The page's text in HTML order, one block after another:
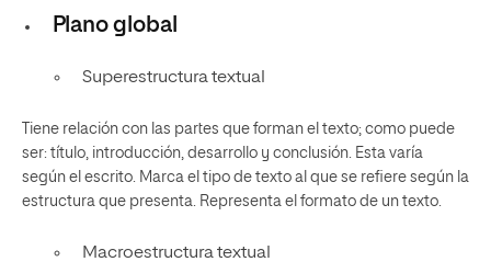
Plano global
Superestructura textual
Tiene relación con las partes que forman el texto; como puede
ser: título, introducción, desarrollo y conclusión. Esta varía
según el escrito. Marca el tipo de texto al que se refiere según la
estructura que presenta. Representa el formato de un texto.
Macroestructura textual